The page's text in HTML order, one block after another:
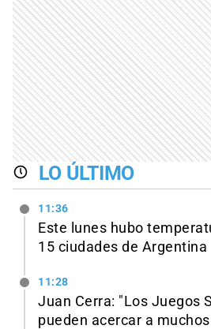
LO ÚLTIMO
11:36
Este lunes hubo
15 ciudades de Argentina
11:28
Juan Cerra: "Los Juegos
pueden acercar a